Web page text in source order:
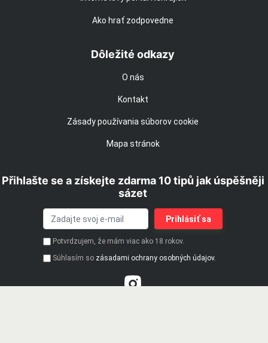
Ako hrať zodpovedne
Dôležité odkazy
O nás
Kontakt
Zásady používania súborov cookie
Mapa stránok
Přihlašte se a získejte zdarma 10 tipů jak úspěšněji
sázet
Potvrdzujem, že mám viac ako 18 rokov.
Súhlasím so zásadami ochrany osobných údajov.